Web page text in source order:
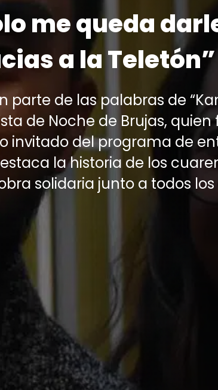
me queda
a la Teletón”
parte de las palabras de
de Noche de Brujas, quien
invitado del programa de
la historia de los
solidaria junto a todos